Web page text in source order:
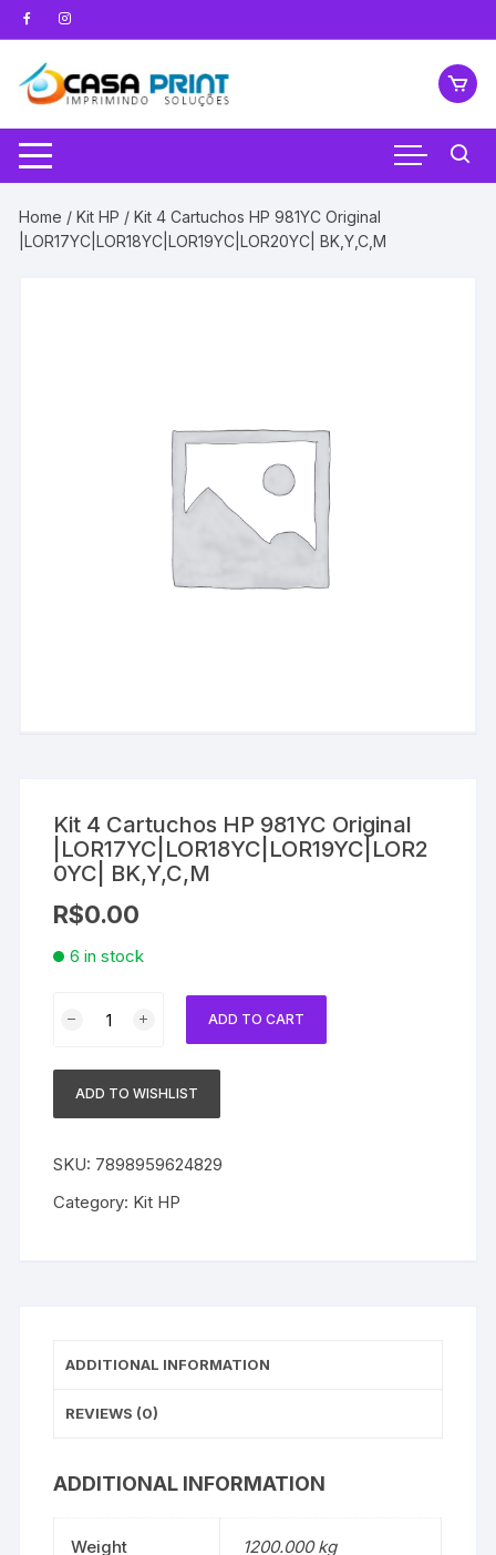
Pular
para
conteúdo
Home /Kit HP / Kit 4 Cartuchos HP 981YC Original
|LOR17YC|LOR18YC|LOR19YC|LOR20YC| BK,Y,C,M
Kit 4 Cartuchos HP 981YC Original
|LOR17YC|LOR18YC|LOR19YC|LOR2
0YC| BK,Y,C,M
R$0.00
6 in stock
|LOR17YC|LOR18YC|LOR19YC|LOR20YC|
quantity
ADD TO CART
ADD TO WISHLIST
SKU: 7898959624829
Category: Kit HP
ADDITIONAL INFORMATION
REVIEWS (0)
ADDITIONAL INFORMATION
Weight 1200.000 kg